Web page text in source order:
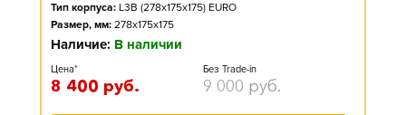
Тип корпуса: L3B (278x175x175) EURO
Размер, мм: 278x175x175
Наличие: В наличии
Цена*
8 400 руб.
Без Trade-in
9 000 руб.